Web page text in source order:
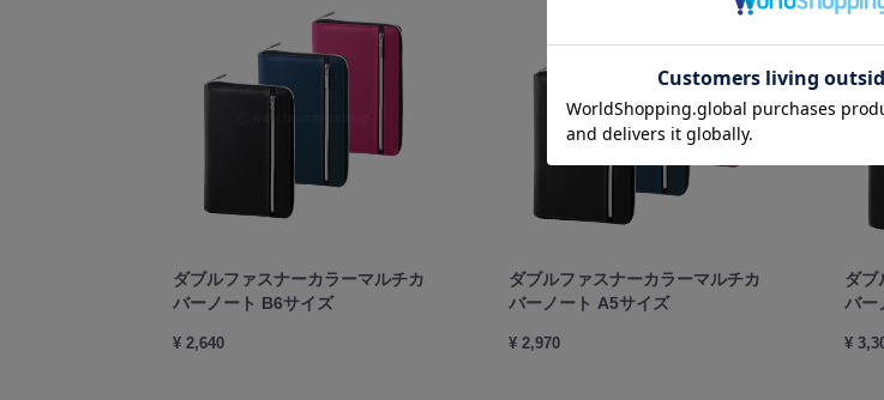
ダブルファスナーカラーマルチカ
バーノート B6サイズ
¥ 2,640
ダブルファスナーカラーマルチカ
バーノート A5サイズ
¥ 2,970
ダブ
バー
¥